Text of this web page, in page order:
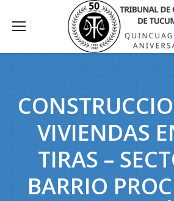
VIVIENDAS
TIRAS –
BARRIO